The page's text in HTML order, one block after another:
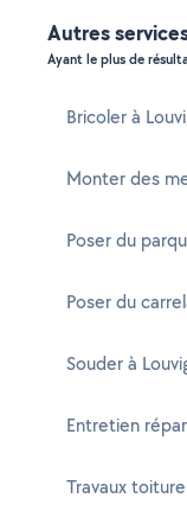
Autres
Ayant le plus de
Bricoler à
Monter des
Poser du
Poser du
Souder à
Entretien
Travaux